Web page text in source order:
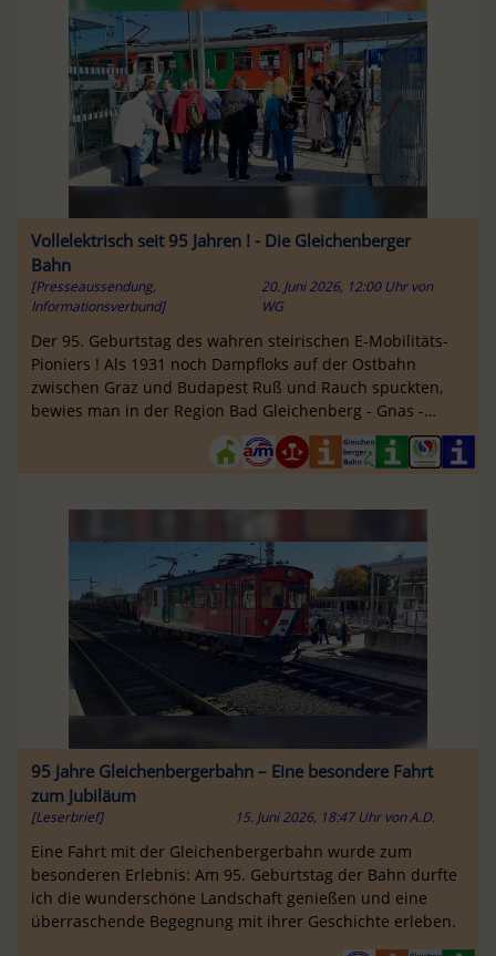
Vollelektrisch seit 95 Jahren ! - Die Gleichenberger
Bahn
[Presseaussendung,
Informationsverbund]
20. Juni 2026, 12:00 Uhr von
WG
Der 95. Geburtstag des wahren steirischen E-Mobilitäts-
Pioniers ! Als 1931 noch Dampfloks auf der Ostbahn
zwischen Graz und Budapest Ruß und Rauch spuckten,
bewies man in der Region Bad Gleichenberg - Gnas -
Feldbach eine geradezu ...
95 Jahre Gleichenbergerbahn – Eine besondere Fahrt
zum Jubiläum
[Leserbrief] 15. Juni 2026, 18:47 Uhr vonA.D.
Eine Fahrt mit der Gleichenbergerbahn wurde zum
besonderen Erlebnis: Am 95. Geburtstag der Bahn durfte
ich die wunderschöne Landschaft genießen und eine
überraschende Begegnung mit ihrer Geschichte erleben.